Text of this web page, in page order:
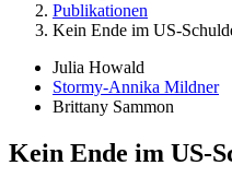
Publikationen
Kein Ende im US-
Julia Howald
Stormy-Annika Mildner
Brittany Sammon
Kein Ende im US-